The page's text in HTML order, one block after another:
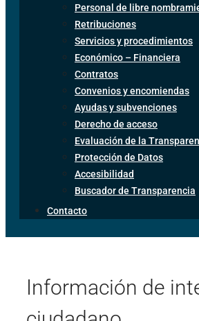
Personal de libre
Retribuciones
Servicios y procedimientos
Económico – Financiera
Contratos
Convenios y encomiendas
Ayudas y subvenciones
Derecho de acceso
Evaluación de la
Protección de Datos
Accesibilidad
Buscador de Transparencia
Contacto
Información de